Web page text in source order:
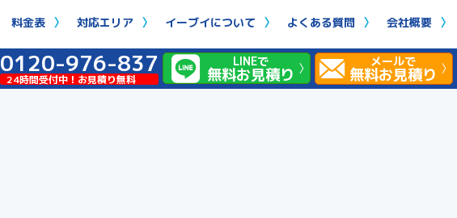
料金表 対応エリア イーブイについて よくある質問 会社概要
0120-976-837
24時間受付中！お見積り無料
LINEで
無料お見積り
メールで
無料お見積り